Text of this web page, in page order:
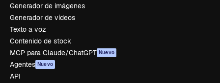
Generador de imágenes
Generador de vídeos
Texto a voz
Contenido de stock
MCP para Claude/ChatGPT Nuevo
Agentes Nuevo
API